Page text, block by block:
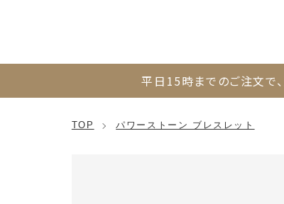
平日15時までのご注文で、
TOP パワーストーン ブレスレット